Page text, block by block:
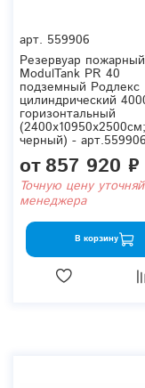
арт. 559906
Резервуар пожарный
ModulTank PR 40
подземный Родлекс
цилиндрический
горизонтальный
черный) - арт.559906
от857 920 ₽
Точную цену
менеджера
В корзину